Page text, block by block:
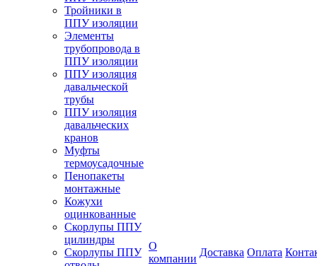
Тройники в
ППУ изоляции
Элементы
трубопровода в
ППУ изоляции
ППУ изоляция
давальческой
трубы
ППУ изоляция
давальческих
кранов
Муфты
термоусадочные
Пенопакеты
монтажные
Кожухи
оцинкованные
Скорлупы ППУ
цилиндры
Скорлупы ППУ
О
компании
Доставка Оплата